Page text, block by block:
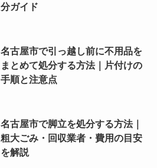
分ガイド
名古屋市で引っ越し前に不用品を
まとめて処分する方法｜片付けの
手順と注意点
名古屋市で脚立を処分する方法｜
粗大ごみ・回収業者・費用の目安
を解説